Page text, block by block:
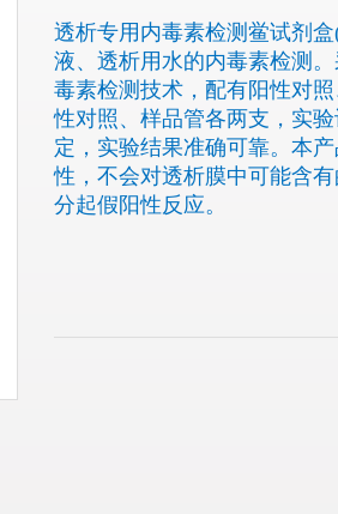
透析专用内毒素检测鲎试剂
液、透析用水的内毒素检测
毒素检测技术，配有阳性对
性对照、样品管各两支，实
定，实验结果准确可靠。本
性，不会对透析膜中可能含
分起假阳性反应。